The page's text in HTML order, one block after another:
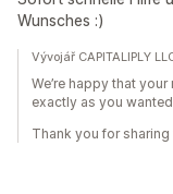
Wunsches :)
Vývojář CAPITALIPLY
We’re happy that
exactly as you
Thank you for